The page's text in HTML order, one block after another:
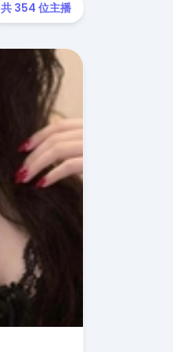
共 354 位主播